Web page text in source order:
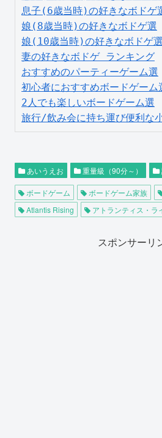
息子(6歳当時)の好きなボドゲ
娘(8歳当時)の好きなボドゲ選
娘(10歳当時)の好きなボドゲ選
妻の好きなボドゲ ランキング
おすすめのパーティーゲーム選
初心者におすすめボードゲーム
2人でも楽しいボードゲーム選
旅行/飲み会に持ち運び便利な
あいうえお 重量級（90分～）
ボードゲーム ボードゲーム家族
Atlantis Rising
アトランティス・ラ
スポンサーリ